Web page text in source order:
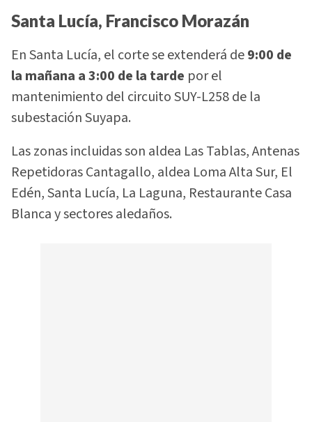
Santa Lucía, Francisco Morazán
En Santa Lucía, el corte se extenderá de9:00 de
la mañana a 3:00 de la tarde por el
mantenimiento del circuito SUY-L258 de la
subestación Suyapa.
Las zonas incluidas son aldea Las Tablas, Antenas
Repetidoras Cantagallo, aldea Loma Alta Sur, El
Edén, Santa Lucía, La Laguna, Restaurante Casa
Blanca y sectores aledaños.